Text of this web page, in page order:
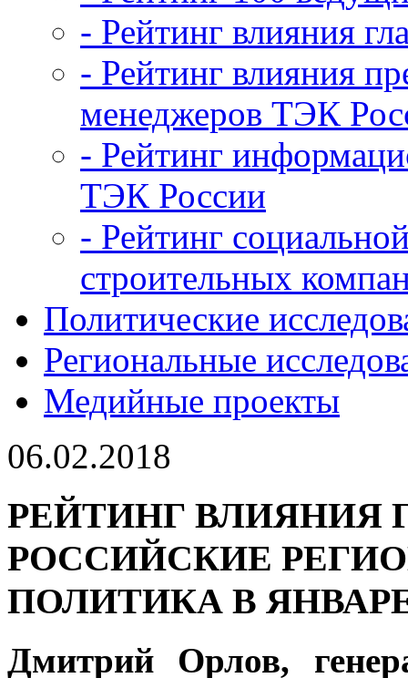
- Рейтинг влияния
- Рейтинг влияния
менеджеров ТЭК
- Рейтинг
ТЭК России
- Рейтинг
строительных
Политические
Региональные
Медийные проекты
06.02.2018
РЕЙТИНГ ВЛИЯНИЯ
РОССИЙСКИЕ
ПОЛИТИКА В ЯНВАРЕ
Дмитрий Орлов,